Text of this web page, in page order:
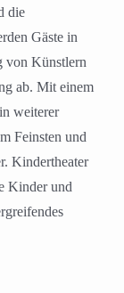
die
Gäste in
von Künstlern
ab. Mit einem
weiterer
Feinsten und
Kindertheater
Kinder und